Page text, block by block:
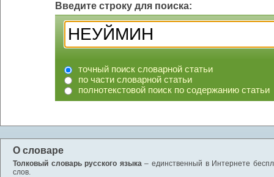
Введите строку для поиска:
точный поиск словарной статьи
по части словарной статьи
полнотекстовой поиск по содержанию статьи
О словаре
Толковый словарь русского языка– единственный в Интернете
слов.